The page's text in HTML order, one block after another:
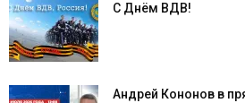
С Днём ВДВ!
Андрей Кононов в